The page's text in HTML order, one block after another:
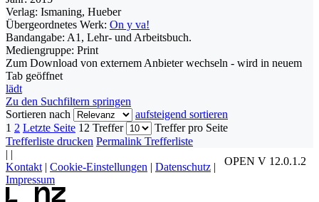
Verlag: Ismaning, Hueber
Übergeordnetes Werk: On y va!
Bandangabe: A1, Lehr- und Arbeitsbuch.
Mediengruppe: Print
Zum Download von externem Anbieter wechseln - wird in neuem
Tab geöffnet
lädt
Zu den Suchfiltern springen
Sortieren nach
aufsteigend sortieren
1 2 Letzte Seite 12 Treffer
Treffer pro Seite
Trefferliste drucken Permalink Trefferliste
OPEN V 12.0.1.2
| |
Kontakt | Cookie-Einstellungen | Datenschutz |
Impressum